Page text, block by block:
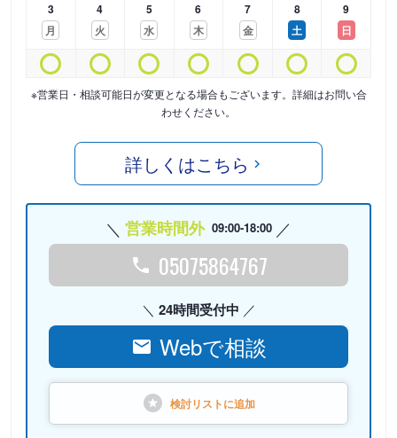
3
月
4
火
5
水
6
木
7
金
8
土
9
日
※営業日・相談可能日が変更となる場合もございます。詳細はお問い合
わせください。
詳しくはこちら
営業時間外 09:00-18:00
05075864767
24時間受付中
Webで相談
検討リストに追加